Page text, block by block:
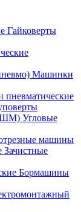
Гайковерты
Машинки
пневматические
Угловые
машины
Зачистные
Бормашины